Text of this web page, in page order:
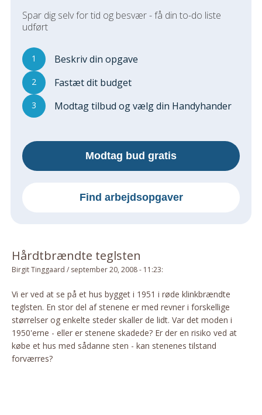
Varme Og Energi
Andet
MALER
Indendørs
Udendørs
Kan Det Males?
MURER
Reparationer
Om Materialer
HANDYMAN
Tips Og Tricks
Andet
Båd
GARTNER
Beplantning
Spar dig selv for tid og besvær - få din to-do liste
udført
1 Beskriv din opgave
2 Fastæt dit budget
3 Modtag tilbud og vælg din Handyhander
Modtag bud gratis
Find arbejdsopgaver
Hårdtbrændte teglsten
Birgit Tinggaard / september 20, 2008 - 11:23:
Vi er ved at se på et hus bygget i 1951 i røde klinkbrændte
teglsten. En stor del af stenene er med revner i forskellige
størrelser og enkelte steder skaller de lidt. Var det moden i
1950'erne - eller er stenene skadede? Er der en risiko ved at
købe et hus med sådanne sten - kan stenenes tilstand
forværres?